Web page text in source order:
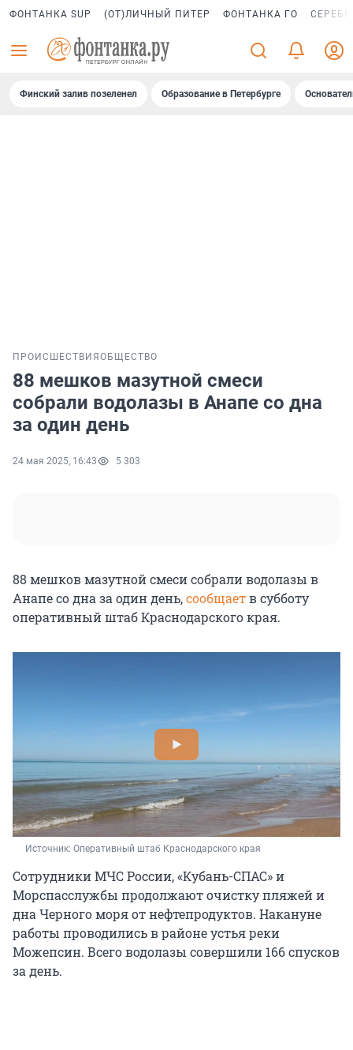
ФОНТАНКА SUP (ОТ)ЛИЧНЫЙ ПИТЕР ФОНТАНКА ГО
Финский залив позеленел Образование в Петербурге
ПРОИСШЕСТВИЯ ОБЩЕСТВО
88 мешков мазутной смеси
собрали водолазы в Анапе со дна
за один день
24 мая 2025, 16:43 5 303
88 мешков мазутной смеси собрали водолазы в
Анапе со дна за один день,сообщаетв субботу
оперативный штаб Краснодарского края.
Источник: Оперативный штаб Краснодарского края
Сотрудники МЧС России, «Кубань-СПАС» и
Морспасслужбы продолжают очистку пляжей и
дна Черного моря от нефтепродуктов. Накануне
работы проводились в районе устья реки
Можепсин. Всего водолазы совершили 166 спусков
за день.